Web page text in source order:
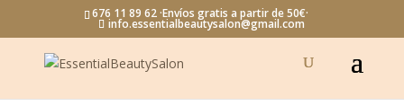
676 11 89 62 ·Envíos gratis a partir de 50€·
info.essentialbeautysalon@gmail.com